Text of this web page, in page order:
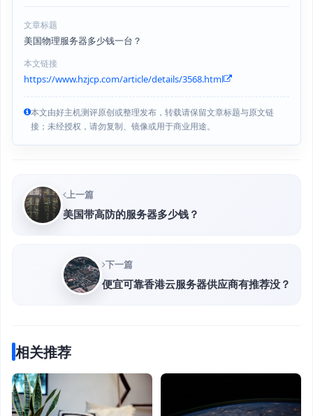
文章标题
美国物理服务器多少钱一台？
本文链接
https://www.hzjcp.com/article/details/3568.html
本文由好主机测评原创或整理发布，转载请保留文章标题与原文链
接；未经授权，请勿复制、镜像或用于商业用途。
上一篇
美国带高防的服务器多少钱？
下一篇
便宜可靠香港云服务器供应商有推荐没？
相关推荐